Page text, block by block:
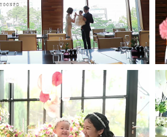
트호텔 - 인스타1분영상